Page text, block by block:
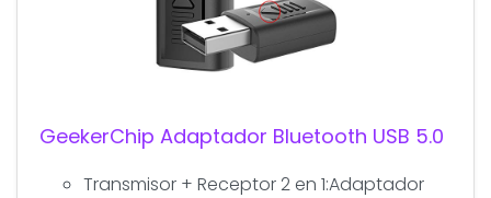
GeekerChip Adaptador Bluetooth USB 5.0
Transmisor + Receptor 2 en 1:Adaptador